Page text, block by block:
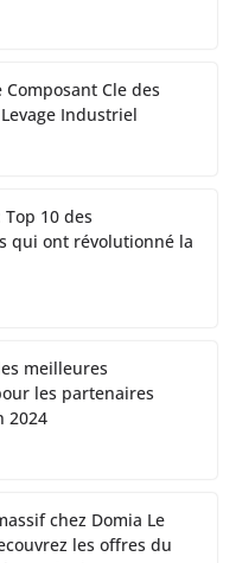
Composant Cle des
Industriel
10 des
qui ont révolutionné la
meilleures
les partenaires
2024
chez Domia Le
les offres du